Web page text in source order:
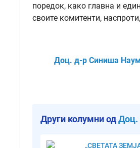
поредок, како главна и
своите комитенти,
Доц. д-р Синиша
Други колумни одДоц.
„СВЕТАТА